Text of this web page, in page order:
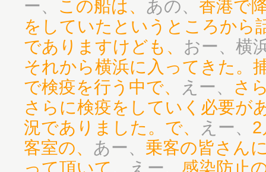
ー、 この船は、 あの、 香港で
をしていたというところから
でありますけども、 おー、横
それから横浜に入ってきた。
で検疫を行う中で、
えー、 さ
さらに検疫をしていく必要が
況でありました。で、
えー、
客室の、 あー、 乗客の皆さん
って頂いて、
えー、 感染防止